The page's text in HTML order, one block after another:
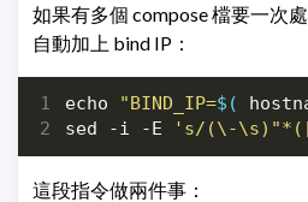
如果有多個 compose 檔要一次
自動加上 bind IP：
echo "BIND_IP=$(
sed -i -E
's/(\-
這段指令做兩件事：